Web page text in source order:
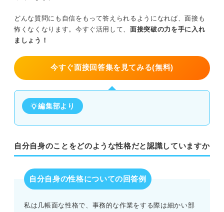
どんな質問にも自信をもって答えられるようになれば、面接も
怖くなくなります。今すぐ活用して、面接突破の力を手に入れ
ましょう！
今すぐ面接回答集を見てみる(無料)
編集部より
自分自身のことをどのような性格だと認識していますか
自分自身の性格についての回答例
私は几帳面な性格で、事務的な作業をする際は細かい部